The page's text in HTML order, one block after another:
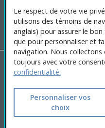
Le respect de votre vie
utilisons des témoins de
anglais) pour assurer le
que pour personnaliser et
navigation. Nous
toujours avec votre
confidentialité.
Personnaliser vos
choix
Copyright © 2026